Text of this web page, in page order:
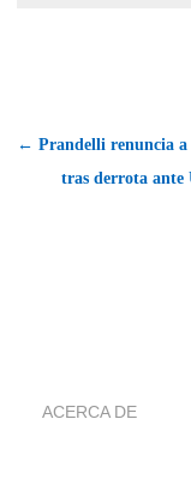
← Prandelli renuncia a
tras derrota ante
ACERCA DE